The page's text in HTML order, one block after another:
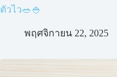
ตัวไว🥗🍚
พฤศจิกายน 22, 2025